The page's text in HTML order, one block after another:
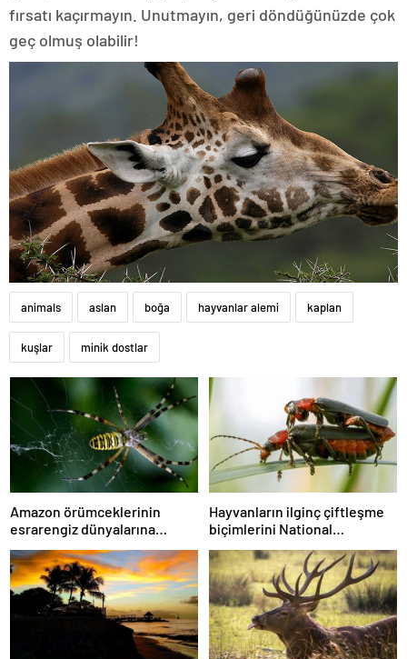
fırsatı kaçırmayın. Unutmayın, geri döndüğünüzde çok
geç olmuş olabilir!
animals aslan boğa hayvanlar alemi kaplan
kuşlar minik dostlar
Amazon örümceklerinin
esrarengiz dünyalarına
gitmeye hazır olun.
Hayvanların ilginç çiftleşme
biçimlerini National
Geographic görüntüledi.